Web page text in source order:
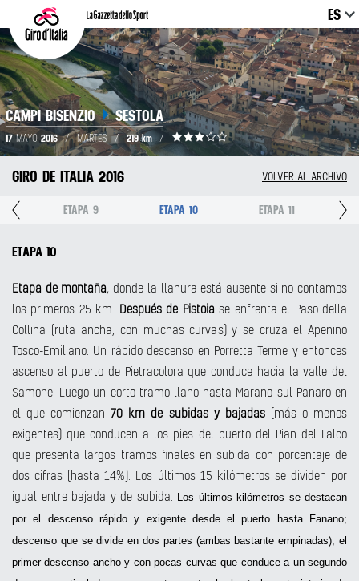
ES
CAMPI BISENZIO SESTOLA
17MAYO 2016 / MARTES / 219 km /
GIRO DE ITALIA 2016 VOLVER AL ARCHIVO
ETAPA 9 ETAPA 10 ETAPA 11
ETAPA 10
Etapa de montaña, donde la llanura está ausente si no contamos
los primeros 25 km. Después de Pistoia se enfrenta el Paso della
Collina (ruta ancha, con muchas curvas) y se cruza el Apenino
Tosco-Emiliano. Un rápido descenso en Porretta Terme y entonces
ascenso al puerto de Pietracolora que conduce hacia la valle del
Samone. Luego un corto tramo llano hasta Marano sul Panaro en
el que comienzan70 km de subidas y bajadas(más o menos
exigentes) que conducen a los pies del puerto del Pian del Falco
que presenta largos tramos finales en subida con porcentaje de
dos cifras (hasta 14%). Los últimos 15 kilómetros se dividen por
igual entre bajada y de subida. Los últimos kilómetros se destacan
por el descenso rápido y exigente desde el puerto hasta Fanano;
descenso que se divide en dos partes (ambas bastante empinadas), el
primer descenso ancho y con pocas curvas que conduce a un segundo